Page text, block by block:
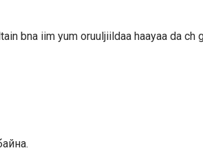
bna iim yum oruuljiildaa haayaa da ch